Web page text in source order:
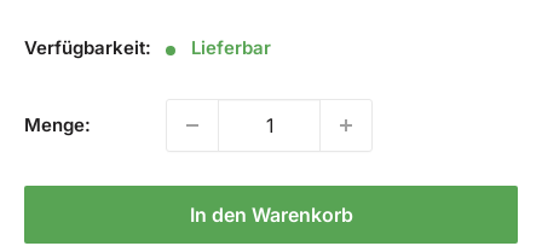
Verfügbarkeit: Lieferbar
Menge:
In den Warenkorb